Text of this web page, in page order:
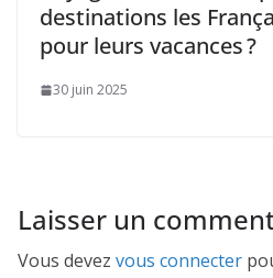
destinations les
pour leurs vacances ?
30 juin 2025
Laisser un
Vous devez vous connecter